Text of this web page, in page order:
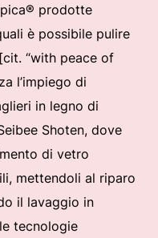
prodotte
è possibile pulire
“with peace of
l’impiego di
in legno di
Shoten, dove
di vetro
mettendoli al riparo
il lavaggio in
tecnologie